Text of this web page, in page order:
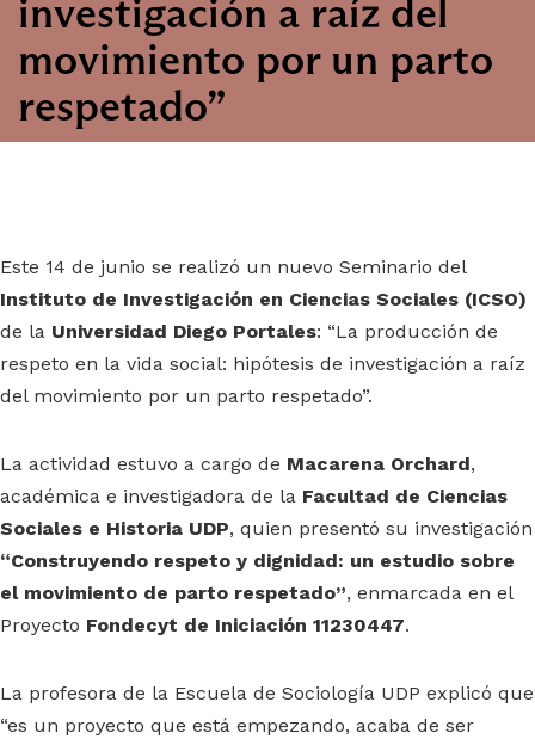
investigación a raíz del
movimiento por un parto
respetado”
Este 14 de junio se realizó un nuevo Seminario del
Instituto de Investigación en Ciencias Sociales (ICSO)
de la Universidad Diego Portales: “La producción de
respeto en la vida social: hipótesis de investigación a raíz
del movimiento por un parto respetado”.
La actividad estuvo a cargo de Macarena Orchard,
académica e investigadora de la Facultad de Ciencias
Sociales e Historia UDP, quien presentó su investigación
“Construyendo respeto y dignidad: un estudio sobre
el movimiento de parto respetado”, enmarcada en el
Proyecto Fondecyt de Iniciación 11230447.
La profesora de la Escuela de Sociología UDP explicó que
“es un proyecto que está empezando, acaba de ser